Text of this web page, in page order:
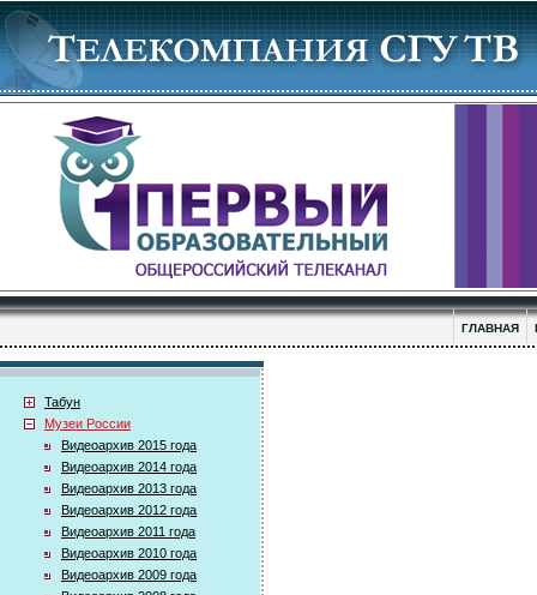
ГЛАВНАЯ
Табун
Музеи России
Видеоархив 2015 года
Видеоархив 2014 года
Видеоархив 2013 года
Видеоархив 2012 года
Видеоархив 2011 года
Видеоархив 2010 года
Видеоархив 2009 года